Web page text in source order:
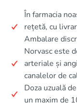
În farmacia
rețetă, cu
Ambalare
Norvasc este
arteriale și
canalelor de
Doza uzuală
un maxim de